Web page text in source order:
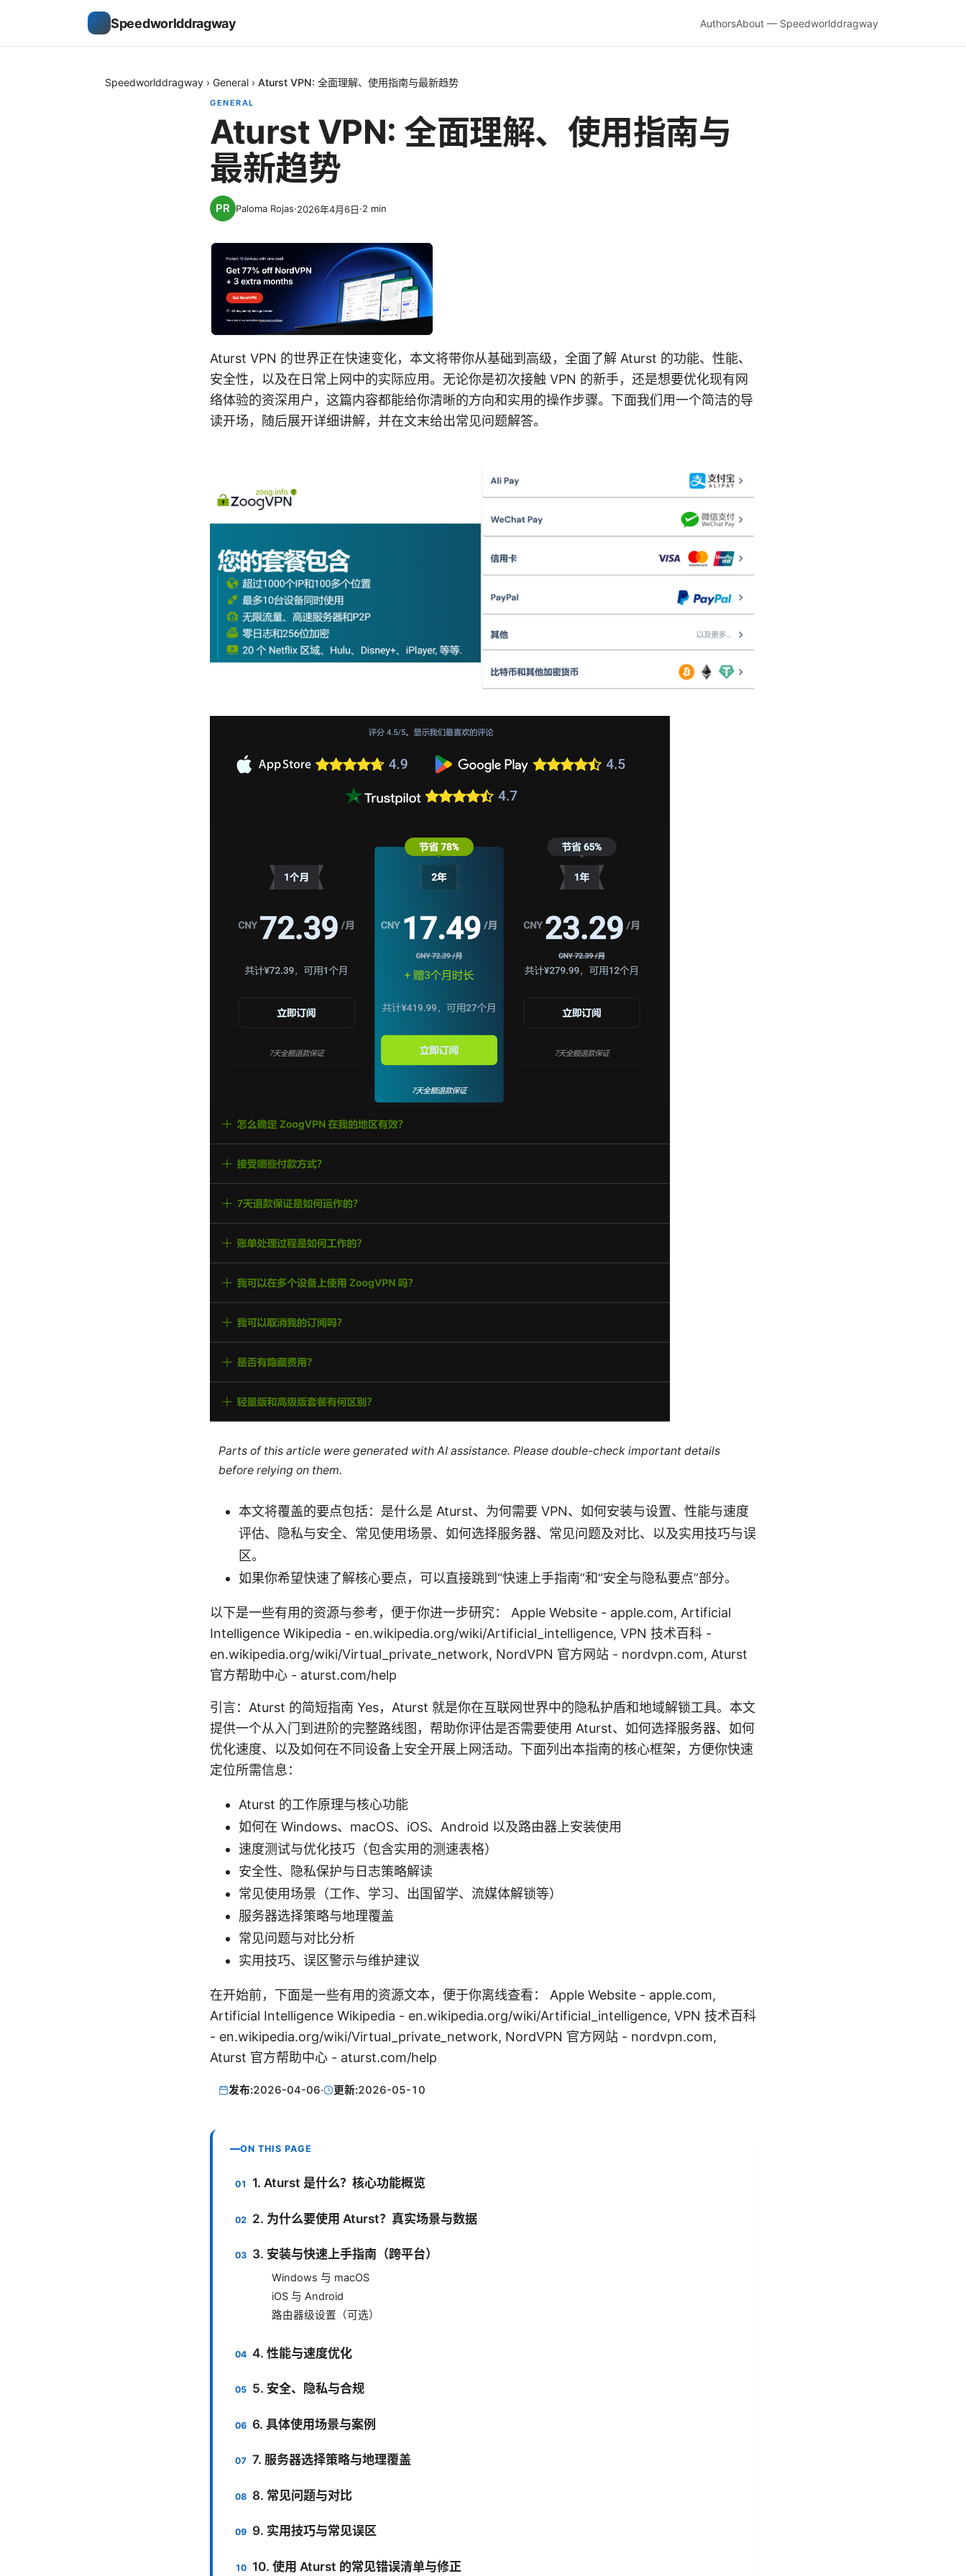
Speedworlddragway AuthorsAbout — Speedworlddragway
Speedworlddragway › General › Aturst VPN: 全面理解、使用指南与最新趋势
GENERAL
Aturst VPN: 全面理解、使用指南与
最新趋势
Paloma Rojas·2026年4月6日·2 min
Aturst VPN 的世界正在快速变化，本文将带你从基础到高级，全面了解 Aturst 的功能、性能、
安全性，以及在日常上网中的实际应用。无论你是初次接触 VPN 的新手，还是想要优化现有网
络体验的资深用户，这篇内容都能给你清晰的方向和实用的操作步骤。下面我们用一个简洁的导
读开场，随后展开详细讲解，并在文末给出常见问题解答。
Parts of this article were generated with AI assistance. Please double-check important details
before relying on them.
本文将覆盖的要点包括：是什么是 Aturst、为何需要 VPN、如何安装与设置、性能与速度
评估、隐私与安全、常见使用场景、如何选择服务器、常见问题及对比、以及实用技巧与误
区。
如果你希望快速了解核心要点，可以直接跳到“快速上手指南”和“安全与隐私要点”部分。
以下是一些有用的资源与参考，便于你进一步研究： Apple Website - apple.com, Artificial
Intelligence Wikipedia - en.wikipedia.org/wiki/Artificial_intelligence, VPN 技术百科 -
en.wikipedia.org/wiki/Virtual_private_network, NordVPN 官方网站 - nordvpn.com, Aturst
官方帮助中心 - aturst.com/help
引言：Aturst 的简短指南 Yes，Aturst 就是你在互联网世界中的隐私护盾和地域解锁工具。本文
提供一个从入门到进阶的完整路线图，帮助你评估是否需要使用 Aturst、如何选择服务器、如何
优化速度、以及如何在不同设备上安全开展上网活动。下面列出本指南的核心框架，方便你快速
定位所需信息：
Aturst 的工作原理与核心功能
如何在 Windows、macOS、iOS、Android 以及路由器上安装使用
速度测试与优化技巧（包含实用的测速表格）
安全性、隐私保护与日志策略解读
常见使用场景（工作、学习、出国留学、流媒体解锁等）
服务器选择策略与地理覆盖
常见问题与对比分析
实用技巧、误区警示与维护建议
在开始前，下面是一些有用的资源文本，便于你离线查看： Apple Website - apple.com,
Artificial Intelligence Wikipedia - en.wikipedia.org/wiki/Artificial_intelligence, VPN 技术百科
- en.wikipedia.org/wiki/Virtual_private_network, NordVPN 官方网站 - nordvpn.com,
Aturst 官方帮助中心 - aturst.com/help
发布:2026-04-06· 更新:2026-05-10
ON THIS PAGE
1. Aturst 是什么？核心功能概览
2. 为什么要使用 Aturst？真实场景与数据
3. 安装与快速上手指南（跨平台）
Windows 与 macOS
iOS 与 Android
路由器级设置（可选）
4. 性能与速度优化
5. 安全、隐私与合规
6. 具体使用场景与案例
7. 服务器选择策略与地理覆盖
8. 常见问题与对比
9. 实用技巧与常见误区
10. 使用 Aturst 的常见错误清单与修正